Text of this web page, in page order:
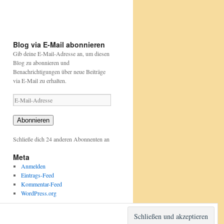
gartenvoegel/index.html gartenvoegel/
Blog via E-Mail abonnieren
Gib deine E-Mail-Adresse an, um diesen
Blog zu abonnieren und
Benachrichtigungen über neue Beiträge
via E-Mail zu erhalten.
E-
Mail-
Adresse
Abonnieren
Schließe dich 24 anderen Abonnenten an
Meta
Anmelden
Eintrags-Feed
Kommentar-Feed
WordPress.org